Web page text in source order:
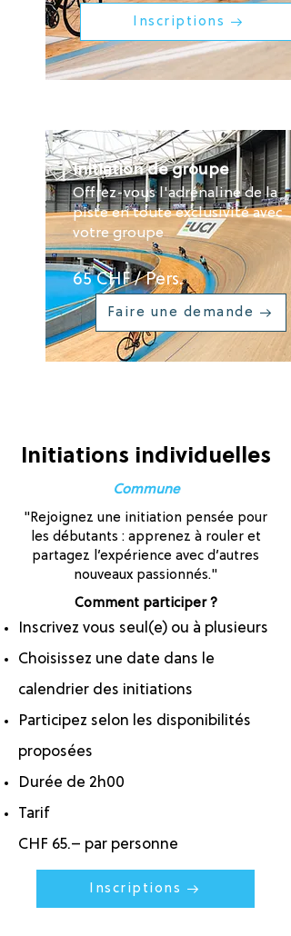
Inscriptions →
Initiation de groupe
Offrez-vous l'adrénaline de la
piste en toute exclusivité avec
votre groupe
65 CHF / Pers.
Faire une demande →
Initiations individuelles
Commune
"Rejoignez une initiation pensée pour
les débutants : apprenez à rouler et
partagez l’expérience avec d’autres
nouveaux passionnés."
Comment participer ?
Inscrivez vous seul(e) ou à plusieurs
Choisissez une date dans le
calendrier des initiations
Participez selon les disponibilités
proposées
Durée de 2h00
Tarif
CHF 65.– par personne
Inscriptions →